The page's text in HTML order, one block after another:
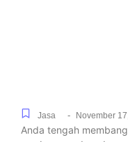
Jasa - November
Anda tengah